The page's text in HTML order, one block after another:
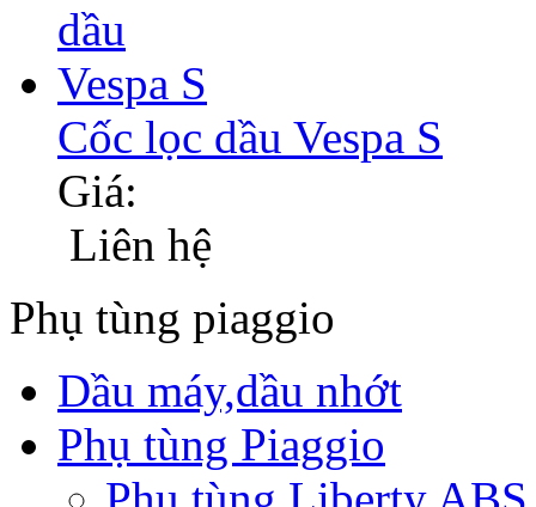
Cốc lọc dầu Vespa S
Giá:
Liên hệ
Phụ tùng piaggio
Dầu máy,dầu nhớt
Phụ tùng Piaggio